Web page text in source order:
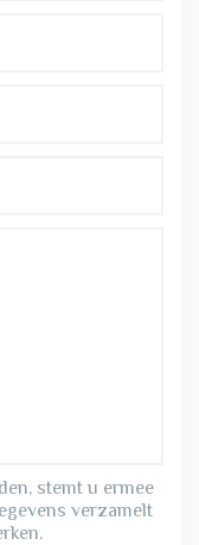
stemt u ermee
verzamelt